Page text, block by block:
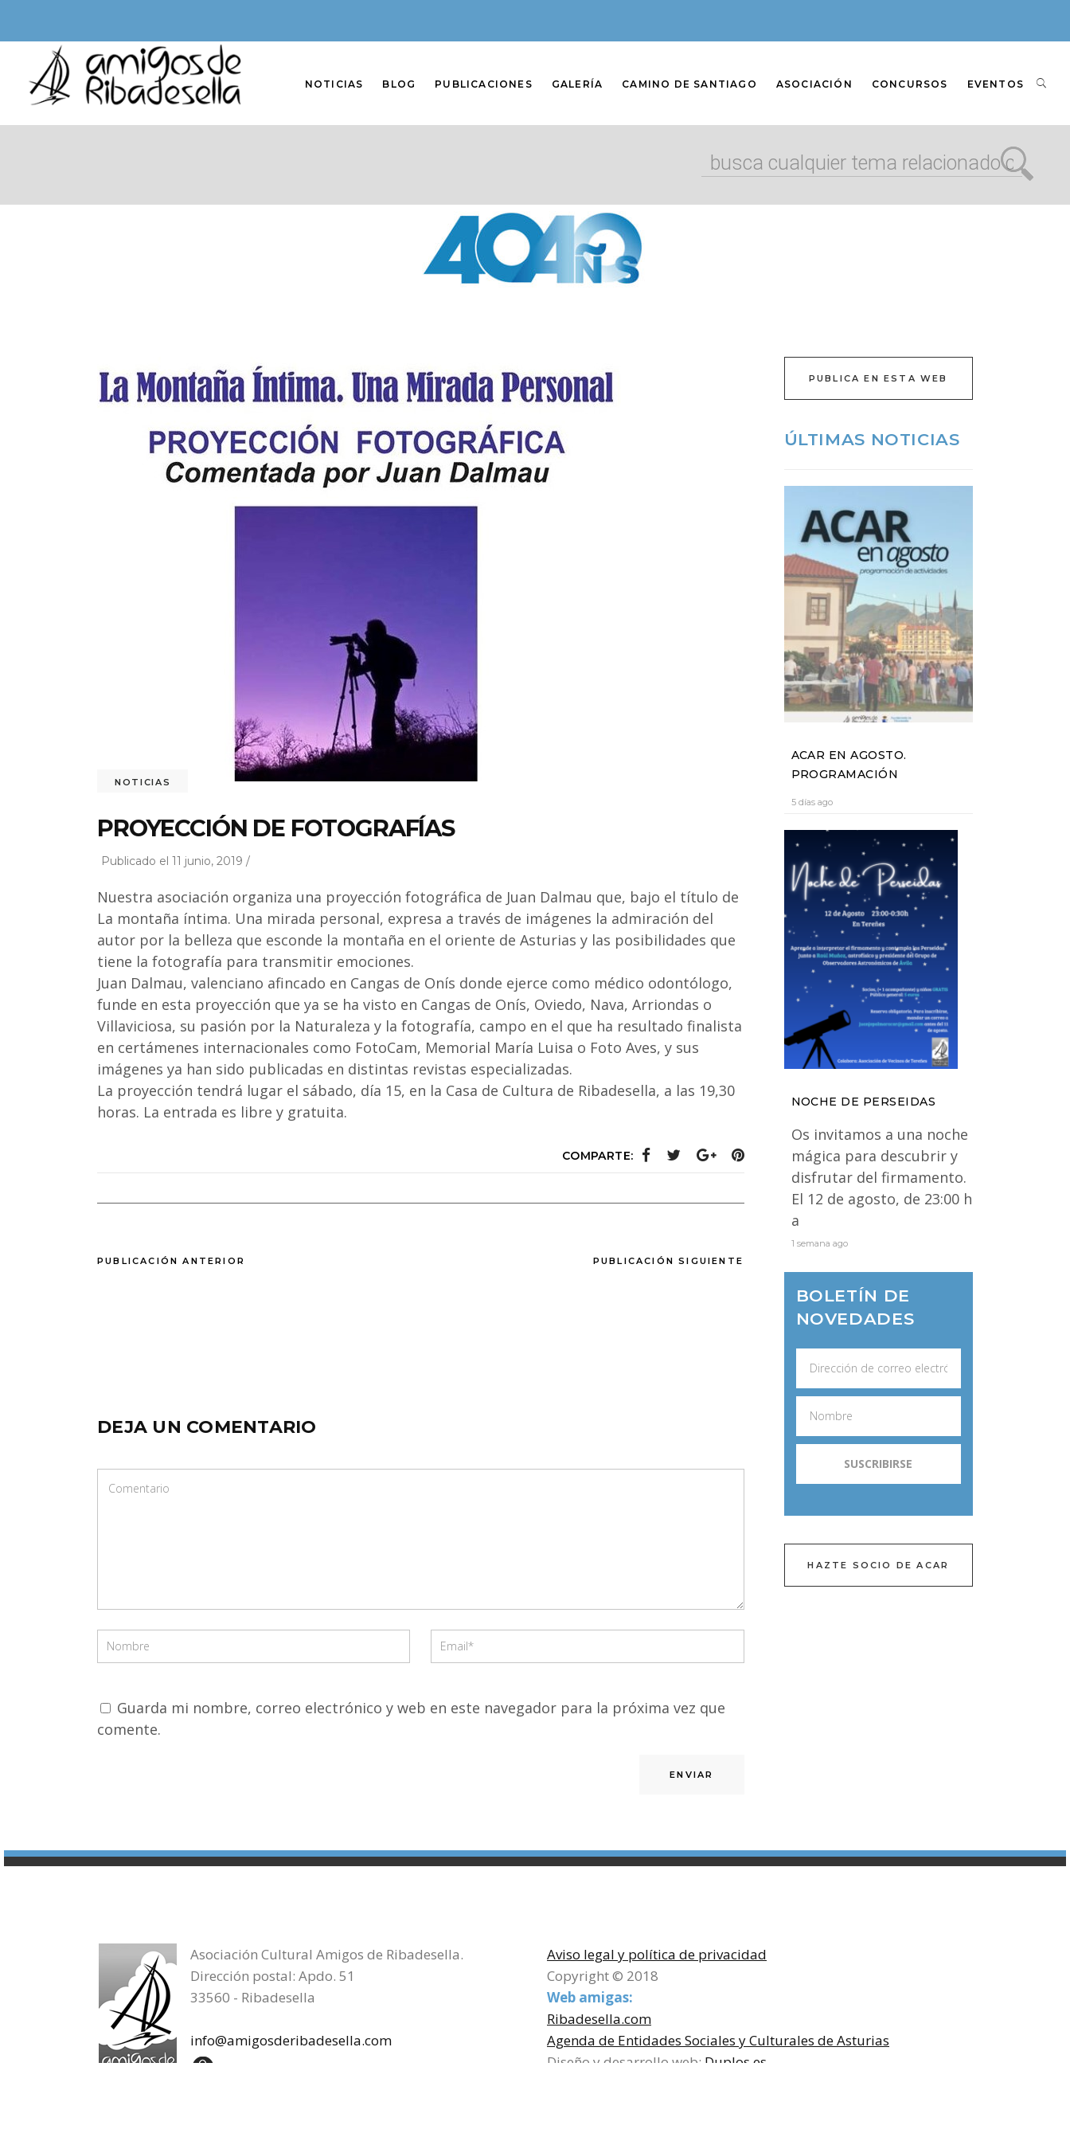
NOTICIAS BLOG PUBLICACIONES GALERÍA CAMINO DE SANTIAGO ASOCIACIÓN CONCURSOS EVENTOS
NOTICIAS
PROYECCIÓN DE FOTOGRAFÍAS
Publicado el 11 junio, 2019 /
Nuestra asociación organiza una proyección fotográfica de Juan Dalmau que, bajo el título de
La montaña íntima. Una mirada personal, expresa a través de imágenes la admiración del
autor por la belleza que esconde la montaña en el oriente de Asturias y las posibilidades que
tiene la fotografía para transmitir emociones.
Juan Dalmau, valenciano afincado en Cangas de Onís donde ejerce como médico odontólogo,
funde en esta proyección que ya se ha visto en Cangas de Onís, Oviedo, Nava, Arriondas o
Villaviciosa, su pasión por la Naturaleza y la fotografía, campo en el que ha resultado finalista
en certámenes internacionales como FotoCam, Memorial María Luisa o Foto Aves, y sus
imágenes ya han sido publicadas en distintas revistas especializadas.
La proyección tendrá lugar el sábado, día 15, en la Casa de Cultura de Ribadesella, a las 19,30
horas. La entrada es libre y gratuita.
COMPARTE:
PUBLICACIÓN ANTERIOR PUBLICACIÓN SIGUIENTE
DEJA UN COMENTARIO
Guarda mi nombre, correo electrónico y web en este navegador para la próxima vez que
comente.
PUBLICA EN ESTA WEB
ÚLTIMAS NOTICIAS
ACAR EN AGOSTO.
PROGRAMACIÓN
5 días ago
NOCHE DE PERSEIDAS
Os invitamos a una noche
mágica para descubrir y
disfrutar del firmamento.
El 12 de agosto, de 23:00 h
a
1 semana ago
BOLETÍN DE
NOVEDADES
HAZTE SOCIO DE ACAR
Asociación Cultural Amigos de Ribadesella.
Dirección postal: Apdo. 51
33560 - Ribadesella
info@amigosderibadesella.com
Aviso legal y política de privacidad
Copyright © 2018
Web amigas:
Ribadesella.com
Agenda de Entidades Sociales y Culturales de Asturias
Diseño y desarrollo web: Duplos.es